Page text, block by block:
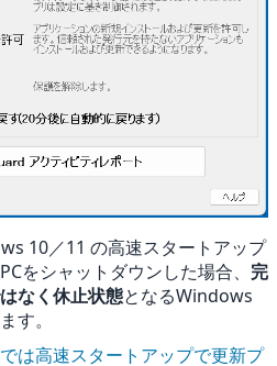
10／11 の高速スタートアップ
をシャットダウンした場合、 完
なく休止状態となるWindows
す。
は高速スタートアップで更新プ